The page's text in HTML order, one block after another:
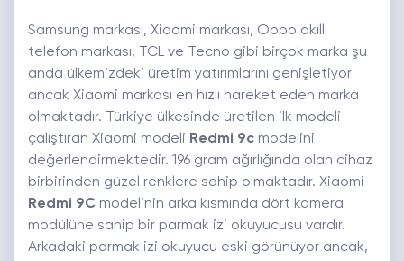
Samsung markası, Xiaomi markası, Oppo akıllı
telefon markası, TCL ve Tecno gibi birçok marka şu
anda ülkemizdeki üretim yatırımlarını genişletiyor
ancak Xiaomi markası en hızlı hareket eden marka
olmaktadır. Türkiye ülkesinde üretilen ilk modeli
çalıştıran Xiaomi modeli Redmi 9c modelini
değerlendirmektedir. 196 gram ağırlığında olan cihaz
birbirinden güzel renklere sahip olmaktadır. Xiaomi
Redmi 9C modelinin arka kısmında dört kamera
modülüne sahip bir parmak izi okuyucusu vardır.
Arkadaki parmak izi okuyucu eski görünüyor ancak,